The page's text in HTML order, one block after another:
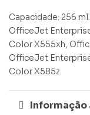
Capacidade: 256
OfficeJet
Color X555xh,
OfficeJet
Color X585z